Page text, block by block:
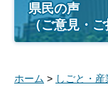
県民の声
（ご意見・ご
ホーム > しごと・産